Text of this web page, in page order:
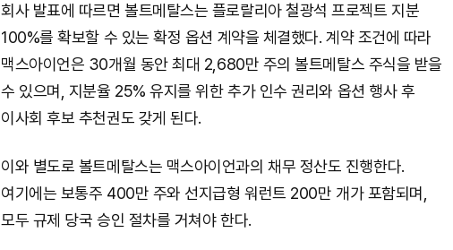
회사 발표에 따르면 볼트메탈스는 플로랄리아 철광석 프로젝트 지분
100%를 확보할 수 있는 확정 옵션 계약을 체결했다. 계약 조건에 따라
맥스아이언은 30개월 동안 최대 2,680만 주의 볼트메탈스 주식을 받을
수 있으며, 지분율 25% 유지를 위한 추가 인수 권리와 옵션 행사 후
이사회 후보 추천권도 갖게 된다.
이와 별도로 볼트메탈스는 맥스아이언과의 채무 정산도 진행한다.
여기에는 보통주 400만 주와 선지급형 워런트 200만 개가 포함되며,
모두 규제 당국 승인 절차를 거쳐야 한다.